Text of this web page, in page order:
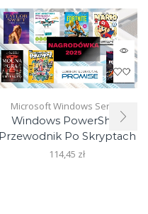
Microsoft Windows Server
Windows PowerShell
Przewodnik Po Skryptach
114,45 zł